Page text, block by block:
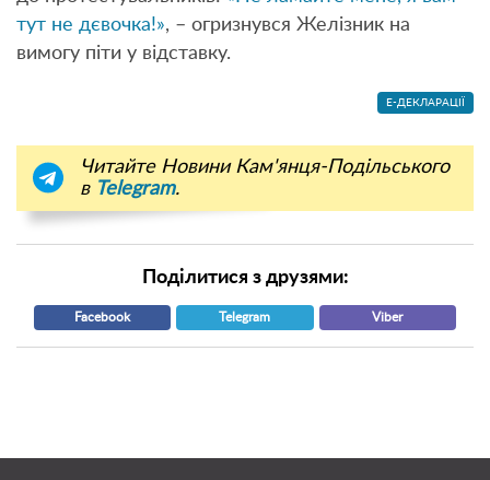
тут не дєвочка!», – огризнувся Желізник на
вимогу піти у відставку.
Е-ДЕКЛАРАЦІЇ
Читайте Новини Кам'янця-Подільського
в Telegram.
Поділитися з друзями:
Facebook Telegram Viber